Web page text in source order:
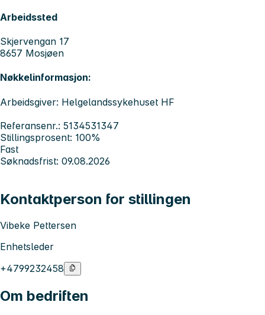
Arbeidssted
Skjervengan 17
8657 Mosjøen
Nøkkelinformasjon:
Arbeidsgiver: Helgelandssykehuset HF
Referansenr.: 5134531347
Stillingsprosent: 100%
Fast
Søknadsfrist: 09.08.2026
Kontaktperson for stillingen
Vibeke Pettersen
Enhetsleder
+4799232458
Om bedriften